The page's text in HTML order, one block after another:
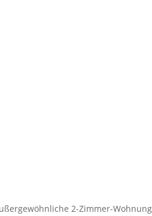
2-Zimmer-Wohnung